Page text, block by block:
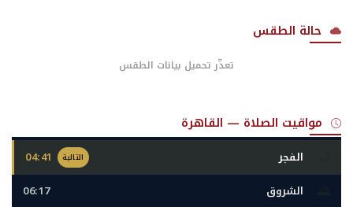
حالة الطقس
تعذّر تحميل بيانات الطقس
مواقيت الصلاة — القاهرة
الفجر التالية 04:41
الشروق 06:17